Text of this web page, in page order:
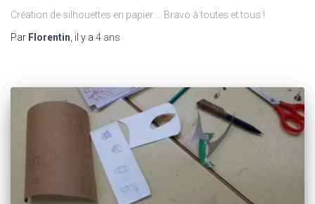
Création de silhouettes en papier … Bravo à toutes et tous !
Par Florentin , il y a 4 ans